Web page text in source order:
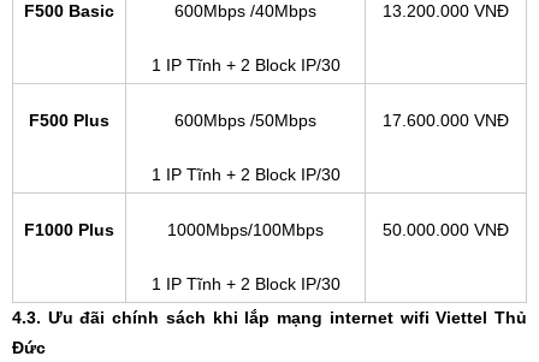
F500 Basic 600Mbps /40Mbps
1 IP Tĩnh + 2 Block IP/30
13.200.000 VNĐ
F500 Plus 600Mbps /50Mbps
1 IP Tĩnh + 2 Block IP/30
17.600.000 VNĐ
F1000 Plus 1000Mbps/100Mbps
1 IP Tĩnh + 2 Block IP/30
50.000.000 VNĐ
4.3. Ưu đãi chính sách khi lắp mạng internet wifi Viettel Thủ
Đức